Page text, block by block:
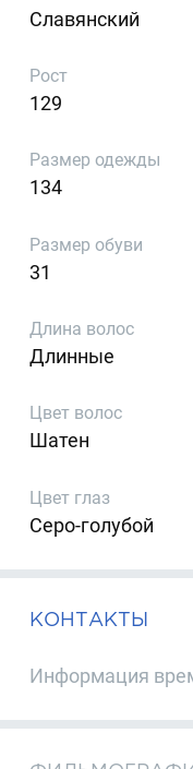
Славянский
Рост
129
Размер одежды
134
Размер обуви
31
Длина волос
Длинные
Цвет волос
Шатен
Цвет глаз
Серо-голубой
КОНТАКТЫ
Информация